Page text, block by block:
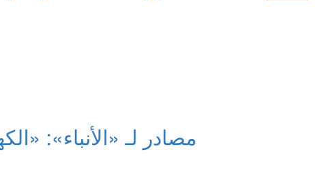
مصادر لـ «الأنباء»: